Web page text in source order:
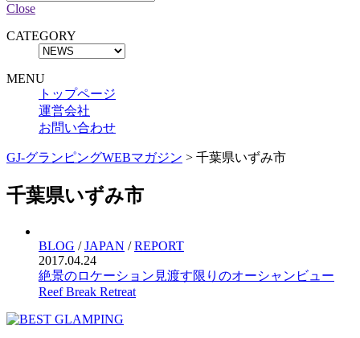
Close
CATEGORY
MENU
トップページ
運営会社
お問い合わせ
GJ-グランピングWEBマガジン > 千葉県いずみ市
千葉県いずみ市
BLOG /JAPAN /REPORT
2017.04.24
絶景のロケーション見渡す限りのオーシャンビュー
Reef Break Retreat